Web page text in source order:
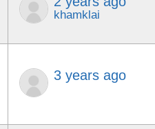
khamklai
3 years ago